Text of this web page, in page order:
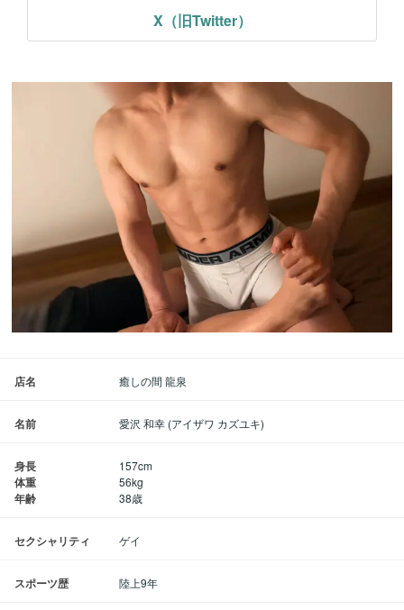
X（旧Twitter）
店名 癒しの間 龍泉
名前 愛沢 和幸 (アイザワ カズユキ)
身長
体重
年齢
157cm
56kg
38歳
セクシャリティ ゲイ
スポーツ歴 陸上9年